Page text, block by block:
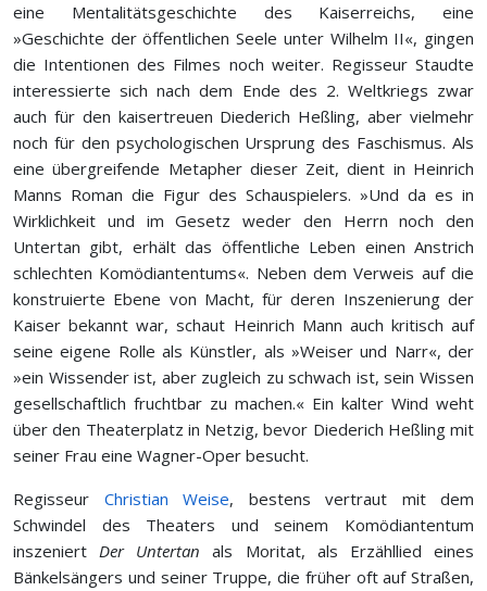
eine Mentalitätsgeschichte des Kaiserreichs, eine
»Geschichte der öffentlichen Seele unter Wilhelm II«, gingen
die Intentionen des Filmes noch weiter. Regisseur Staudte
interessierte sich nach dem Ende des 2. Weltkriegs zwar
auch für den kaisertreuen Diederich Heßling, aber vielmehr
noch für den psychologischen Ursprung des Faschismus. Als
eine übergreifende Metapher dieser Zeit, dient in Heinrich
Manns Roman die Figur des Schauspielers. »Und da es in
Wirklichkeit und im Gesetz weder den Herrn noch den
Untertan gibt, erhält das öffentliche Leben einen Anstrich
schlechten Komödiantentums«. Neben dem Verweis auf die
konstruierte Ebene von Macht, für deren Inszenierung der
Kaiser bekannt war, schaut Heinrich Mann auch kritisch auf
seine eigene Rolle als Künstler, als »Weiser und Narr«, der
»ein Wissender ist, aber zugleich zu schwach ist, sein Wissen
gesellschaftlich fruchtbar zu machen.« Ein kalter Wind weht
über den Theaterplatz in Netzig, bevor Diederich Heßling mit
seiner Frau eine Wagner-Oper besucht.
Regisseur Christian Weise, bestens vertraut mit dem
Schwindel des Theaters und seinem Komödiantentum
inszeniertDer Untertan als Moritat, als Erzähllied eines
Bänkelsängers und seiner Truppe, die früher oft auf Straßen,